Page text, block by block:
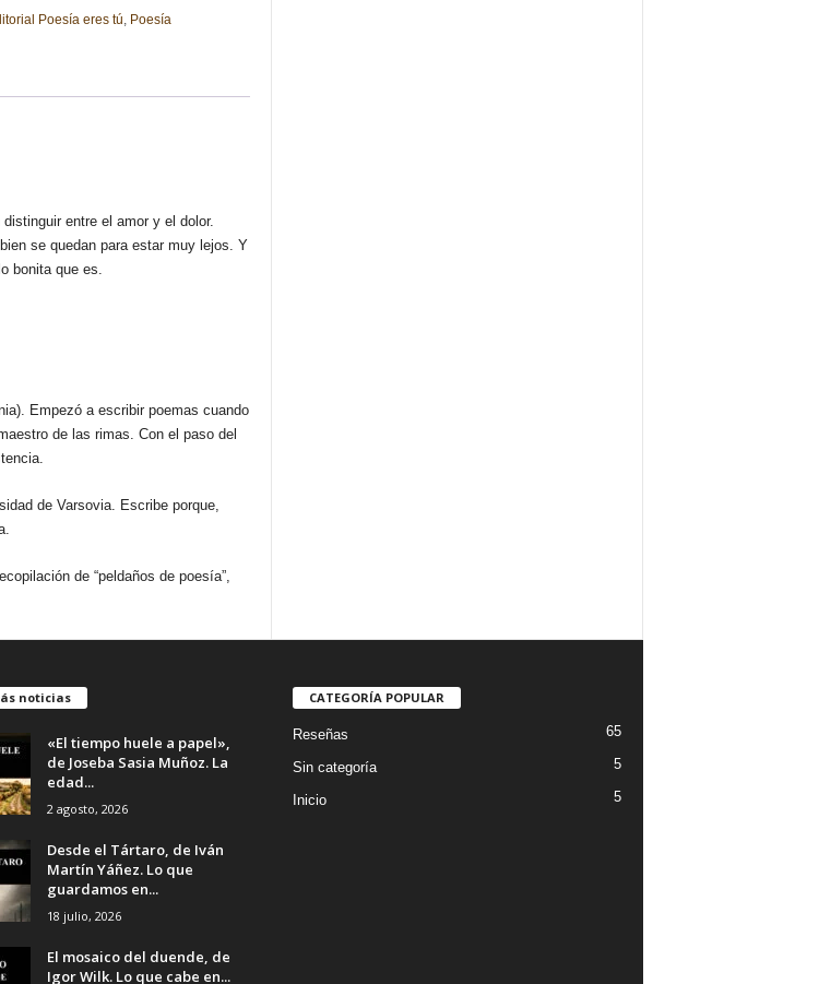
Poesía eres tú, Poesía
entre el amor y el dolor.
se quedan para estar muy lejos. Y
bonita que es.
Empezó a escribir poemas cuando
de las rimas. Con el paso del
de Varsovia. Escribe porque,
de “peldaños de poesía”,
noticias
«El tiempo huele a papel»,
de Joseba Sasia Muñoz. La
edad...
2 agosto, 2026
Desde el Tártaro, de Iván
Martín Yáñez. Lo que
guardamos en...
18 julio, 2026
El mosaico del duende, de
Igor Wilk. Lo que cabe en...
CATEGORÍA POPULAR
Reseñas 65
Sin categoría 5
Inicio 5